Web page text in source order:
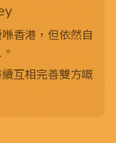
香港，但依然自
互相完善雙方嘅